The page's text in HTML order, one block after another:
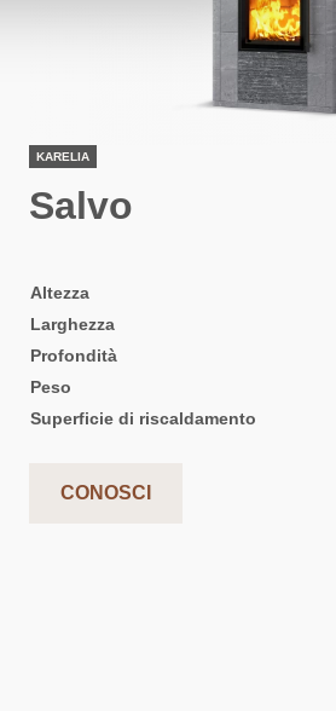
KARELIA
Salvo
Altezza
Larghezza
Profondità
Peso
Superficie di riscaldamento
CONOSCI